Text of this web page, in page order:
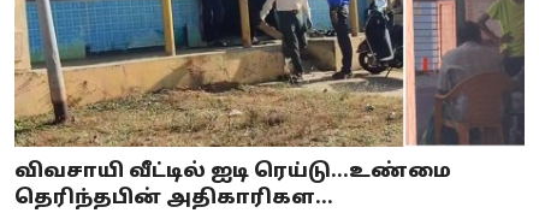
விவசாயி வீட்டில் ஐடி ரெய்டு…உண்மை
தெரிந்தபின் அதிகாரிகள...